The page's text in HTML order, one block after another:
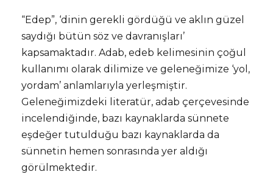
“Edep”, ‘dinin gerekli gördüğü ve aklın güzel
saydığı bütün söz ve davranışları’
kapsamaktadır. Adab, edeb kelimesinin çoğul
kullanımı olarak dilimize ve geleneğimize ‘yol,
yordam’ anlamlarıyla yerleşmiştir.
Geleneğimizdeki literatür, adab çerçevesinde
incelendiğinde, bazı kaynaklarda sünnete
eşdeğer tutulduğu bazı kaynaklarda da
sünnetin hemen sonrasında yer aldığı
görülmektedir.